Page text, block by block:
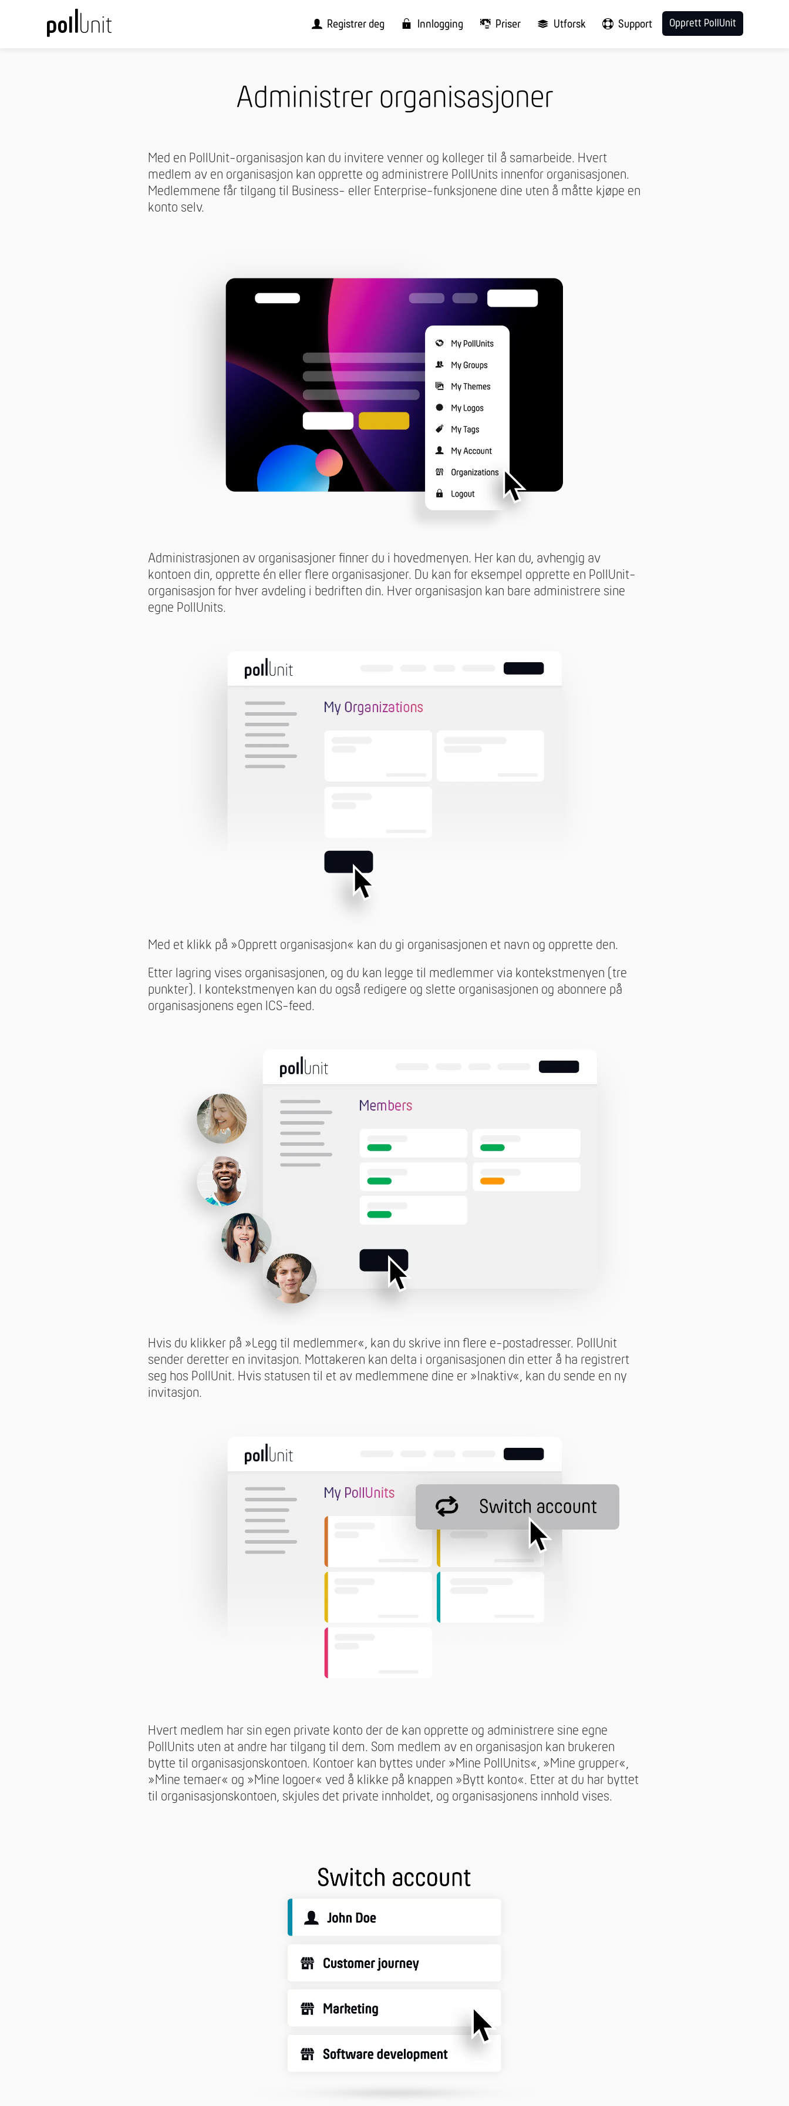
Registrer deg Innlogging Priser Utforsk Support Opprett PollUnit
Administrer orga­nisasjoner
Med en PollUnit-organisasjon kan du invitere venner og kolleger til å samarbeide. Hvert
medlem av en organisasjon kan opprette og administrere PollUnits innenfor organisasjonen.
Medlemmene får tilgang til Business- eller Enterprise-funksjonene dine uten å måtte kjøpe en
konto selv.
Administrasjonen av organisasjoner finner du i hovedmenyen. Her kan du, avhengig av
kontoen din, opprette én eller flere organisasjoner. Du kan for eksempel opprette en PollUnit-
organisasjon for hver avdeling i bedriften din. Hver organisasjon kan bare administrere sine
egne PollUnits.
Med et klikk på »Opprett organisasjon« kan du gi organisasjonen et navn og opprette den.
Etter lagring vises organisasjonen, og du kan legge til medlemmer via kontekstmenyen (tre
punkter). I kontekstmenyen kan du også redigere og slette organisasjonen og abonnere på
organisasjonens egen ICS-feed.
Hvis du klikker på »Legg til medlemmer«, kan du skrive inn flere e-postadresser. PollUnit
sender deretter en invitasjon. Mottakeren kan delta i organisasjonen din etter å ha registrert
seg hos PollUnit. Hvis statusen til et av medlemmene dine er »Inaktiv«, kan du sende en ny
invitasjon.
Hvert medlem har sin egen private konto der de kan opprette og administrere sine egne
PollUnits uten at andre har tilgang til dem. Som medlem av en organisasjon kan brukeren
bytte til organisasjonskontoen. Kontoer kan byttes under »Mine PollUnits«, »Mine grupper«,
»Mine temaer« og »Mine logoer« ved å klikke på knappen »Bytt konto«. Etter at du har byttet
til organisasjonskontoen, skjules det private innholdet, og organisasjonens innhold vises.